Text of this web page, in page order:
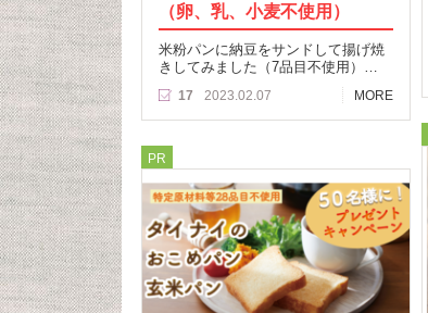
（卵、乳、小麦不使用）
米粉パンに納豆をサンドして揚げ焼
きしてみました（7品目不使用）…
17 2023.02.07
MORE
PR